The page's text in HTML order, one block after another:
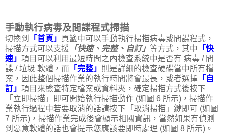
手動執行病毒及間諜程式掃描
切換到 「首頁」
頁籤中可以手動執行掃描病毒或間諜程式，
掃描方式可以支援 「快速、完整、自訂」 等方式，其中 「快
速」 項目可以利用最短時間之內檢查系統中是否有 病毒 / 間
諜 / 垃圾 軟體，而 「完整」 則是詳細的檢查硬碟當中所有檔
案，因此整個掃描作業的執行時間將會最長，或者選擇 「自
訂」 項目來檢查特定檔案或資料夾，確定掃描方式後按下
「立即掃描」即可開始執行掃描動作 (如圖 6 所示)，掃描作
業執行過程中若要取消的話請按下「取消掃描」鍵即可 (如圖
7 所示)，掃描作業完成後會顯示相關資訊，當然如果有偵測
到惡意軟體的話也會提示您應該要即時處理 (如圖 8 所示)。